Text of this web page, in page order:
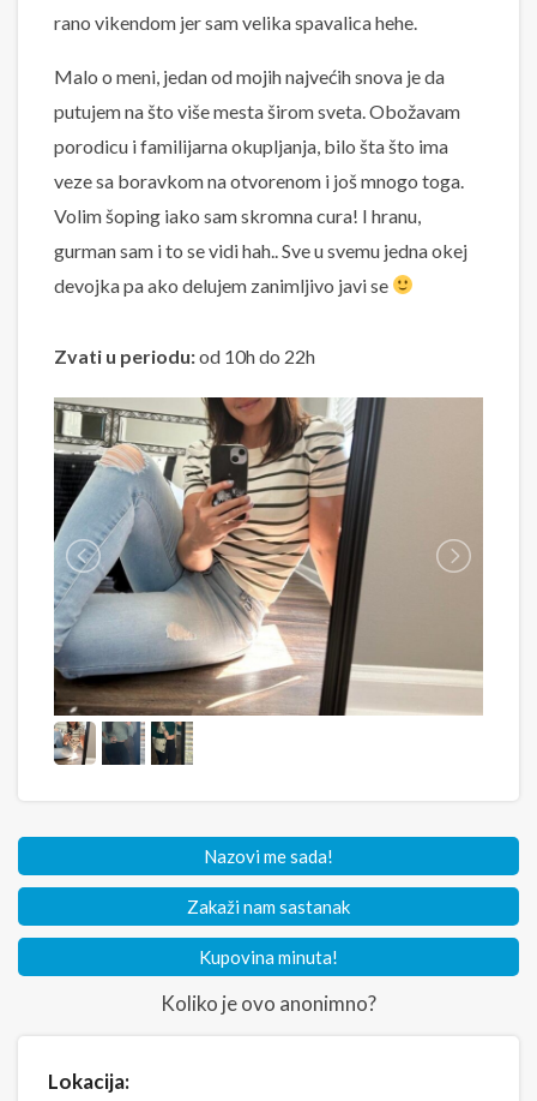
rano vikendom jer sam velika spavalica hehe.
Malo o meni, jedan od mojih najvećih snova je da
putujem na što više mesta širom sveta. Obožavam
porodicu i familijarna okupljanja, bilo šta što ima
veze sa boravkom na otvorenom i još mnogo toga.
Volim šoping iako sam skromna cura! I hranu,
gurman sam i to se vidi hah.. Sve u svemu jedna okej
devojka pa ako delujem zanimljivo javi se
Zvati u periodu:od 10h do 22h
Nazovi me sada!
Zakaži nam sastanak
Kupovina minuta!
Koliko je ovo anonimno?
Lokacija: